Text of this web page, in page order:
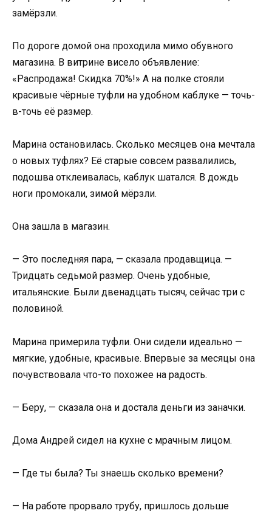
замёрзли.
По дороге домой она проходила мимо обувного
магазина. В витрине висело объявление:
«Распродажа! Скидка 70%!» А на полке стояли
красивые чёрные туфли на удобном каблуке — точь-
в-точь её размер.
Марина остановилась. Сколько месяцев она мечтала
о новых туфлях? Её старые совсем развалились,
подошва отклеивалась, каблук шатался. В дождь
ноги промокали, зимой мёрзли.
Она зашла в магазин.
— Это последняя пара, — сказала продавщица. —
Тридцать седьмой размер. Очень удобные,
итальянские. Были двенадцать тысяч, сейчас три с
половиной.
Марина примерила туфли. Они сидели идеально —
мягкие, удобные, красивые. Впервые за месяцы она
почувствовала что-то похожее на радость.
— Беру, — сказала она и достала деньги из заначки.
Дома Андрей сидел на кухне с мрачным лицом.
— Где ты была? Ты знаешь сколько времени?
— На работе прорвало трубу, пришлось дольше